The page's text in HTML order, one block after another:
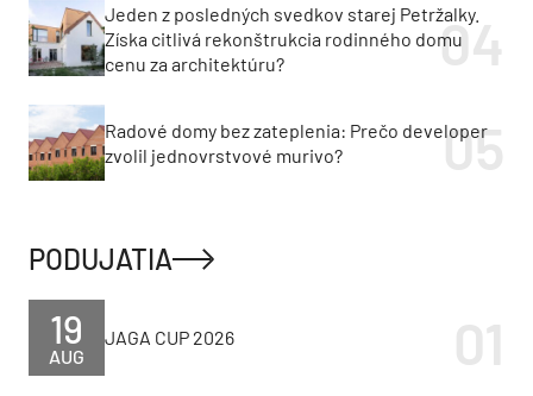
Jeden z posledných svedkov starej Petržalky.
Získa citlivá rekonštrukcia rodinného domu
cenu za architektúru?
Radové domy bez zateplenia: Prečo developer
zvolil jednovrstvové murivo?
PODUJATIA
AUG
19 JAGA CUP 2026